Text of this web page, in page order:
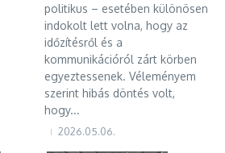
politikus – esetében különösen
indokolt lett volna, hogy az
időzítésről és a
kommunikációról zárt körben
egyeztessenek. Véleményem
szerint hibás döntés volt,
hogy...
2026.05.06.